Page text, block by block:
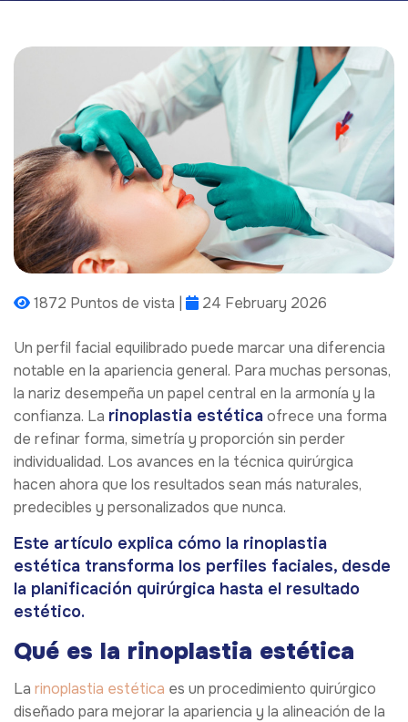
1872 Puntos de vista | 24 February 2026
Un perfil facial equilibrado puede marcar una diferencia
notable en la apariencia general. Para muchas personas,
la nariz desempeña un papel central en la armonía y la
confianza. La rinoplastia estéticaofrece una forma
de refinar forma, simetría y proporción sin perder
individualidad. Los avances en la técnica quirúrgica
hacen ahora que los resultados sean más naturales,
predecibles y personalizados que nunca.
Este artículo explica cómo la rinoplastia
estética transforma los perfiles faciales, desde
la planificación quirúrgica hasta el resultado
estético.
Qué es la rinoplastia estética
La rinoplastia estética es un procedimiento quirúrgico
diseñado para mejorar la apariencia y la alineación de la